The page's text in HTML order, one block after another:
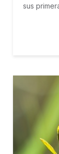
sus